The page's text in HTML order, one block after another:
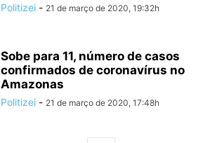
Politizei - 21 de março de 2020, 19:32h
Sobe para 11, número de casos
confirmados de coronavírus no
Amazonas
Politizei - 21 de março de 2020, 17:48h